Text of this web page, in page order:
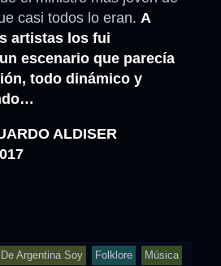
casi todos lo eran. A
artistas los fui
escenario que parecía
todo dinámico y
ALDISER
De Argentina Soy Folklore Música